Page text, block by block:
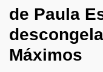
de Paula
Máximos